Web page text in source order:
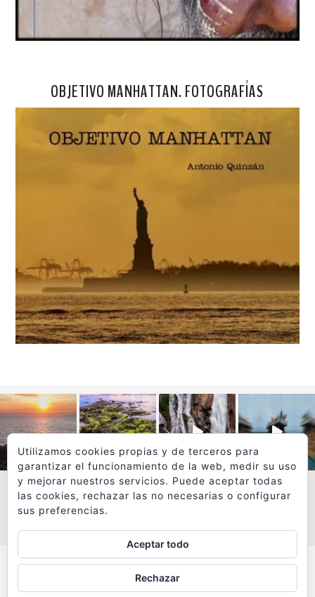
OBJETIVO MANHATTAN. FOTOGRAFÍAS
VER MÁS
Todos los textos y fotografías de
Utilizamos cookies propias y de terceros para
garantizar el funcionamiento de la web, medir su uso
y mejorar nuestros servicios. Puede aceptar todas
las cookies, rechazar las no necesarias o configurar
sus preferencias.
Aceptar todo
Rechazar